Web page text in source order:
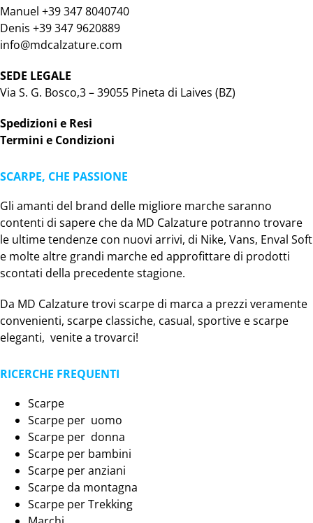
Manuel +39 347 8040740
Denis +39 347 9620889
info@mdcalzature.com
SEDE LEGALE
Via S. G. Bosco,3 – 39055 Pineta di Laives (BZ)
Spedizioni e Resi
Termini e Condizioni
SCARPE, CHE PASSIONE
Gli amanti del brand delle migliore marche saranno
contenti di sapere che da MD Calzature potranno trovare
le ultime tendenze con nuovi arrivi, di Nike, Vans, Enval Soft
e molte altre grandi marche ed approfittare di prodotti
scontati della precedente stagione.
Da MD Calzature trovi scarpe di marca a prezzi veramente
convenienti, scarpe classiche, casual, sportive e scarpe
eleganti, venite a trovarci!
RICERCHE FREQUENTI
Scarpe
Scarpe per uomo
Scarpe per donna
Scarpe per bambini
Scarpe per anziani
Scarpe da montagna
Scarpe per Trekking